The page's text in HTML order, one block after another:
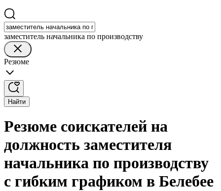
заместитель начальника по производству
Резюме
Найти
Резюме соискателей на
должность заместителя
начальника по производству
с гибким графиком в Белебее